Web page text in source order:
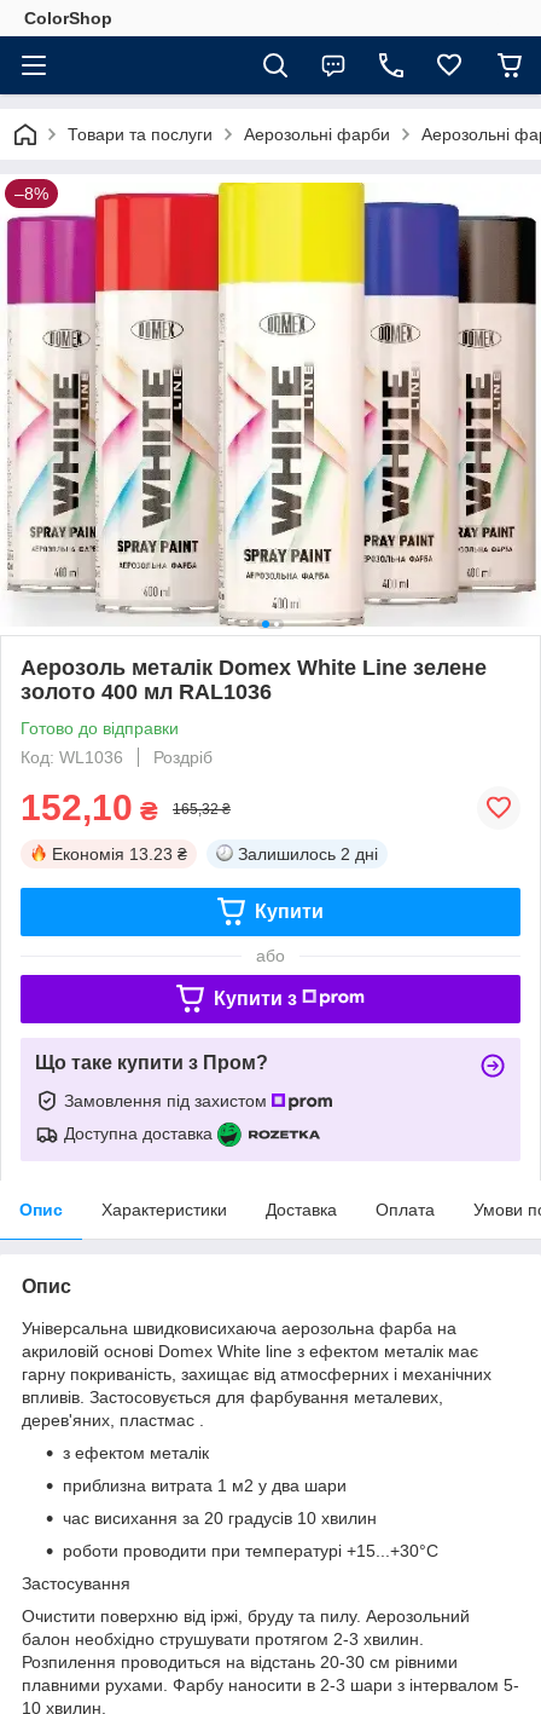
ColorShop
Товари та послуги Аерозольні фарби Аерозольні
–8%
Аерозоль металік Domex White Line зелене
золото 400 мл RAL1036
Готово до відправки
Код: WL1036
Роздріб
152,10 ₴ 165,32 ₴
Економія 13.23 ₴ Залишилось 2 дні
Купити
або
Купити з
Що таке купити з Пром?
Замовлення під захистом
Доступна доставка
Опис Характеристики Доставка Оплата Умови
Опис
Універсальна швидковисихаюча аерозольна фарба на
акриловій основі Domex White line з ефектом металік має
гарну покриваність, захищає від атмосферних і механічних
впливів. Застосовується для фарбування металевих,
дерев'яних, пластмас .
з ефектом металік
приблизна витрата 1 м2 у два шари
час висихання за 20 градусів 10 хвилин
роботи проводити при температурі +15...+30°C
Застосування
Очистити поверхню від іржі, бруду та пилу. Аерозольний
балон необхідно струшувати протягом 2-3 хвилин.
Розпилення проводиться на відстань 20-30 см рівними
плавними рухами. Фарбу наносити в 2-3 шари з інтервалом 5-
10 хвилин.